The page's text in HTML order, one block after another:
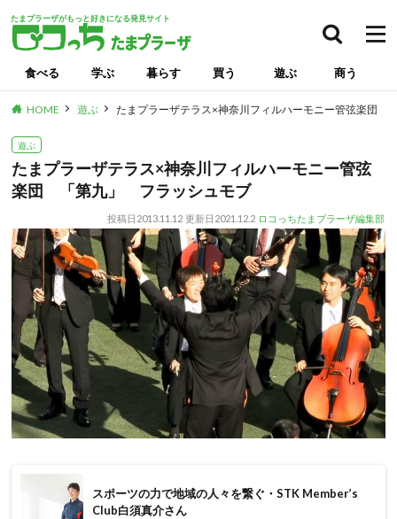
たまプラーザがもっと好きになる発見サイト
食べる 学ぶ 暮らす 買う 遊ぶ 商う
HOME 遊ぶ たまプラーザテラス×神奈川フィルハーモニー管弦楽団
遊ぶ
たまプラーザテラス×神奈川フィルハーモニー管弦
楽団 「第九」 フラッシュモブ
投稿日 2013.11.12 更新日 2021.12.2 ロコっちたまプラーザ編集部
スポーツの力で地域の人々を繋ぐ・STK Member’s
Club白須真介さん